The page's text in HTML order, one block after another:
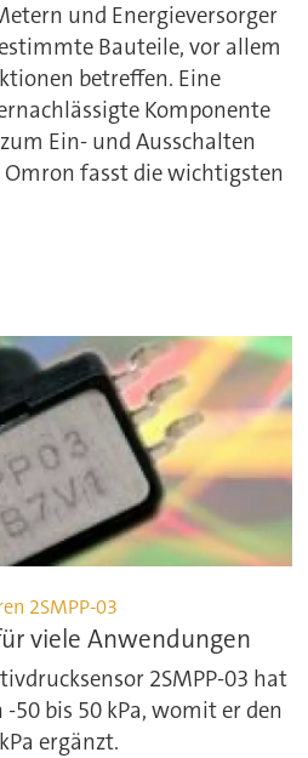
und Energieversorger
Bauteile, vor allem
betreffen. Eine
Komponente
Ein- und Ausschalten
fasst die wichtigsten
2SMPP-03
viele Anwendungen
2SMPP-03 hat
50 bis 50 kPa, womit er den
ergänzt.